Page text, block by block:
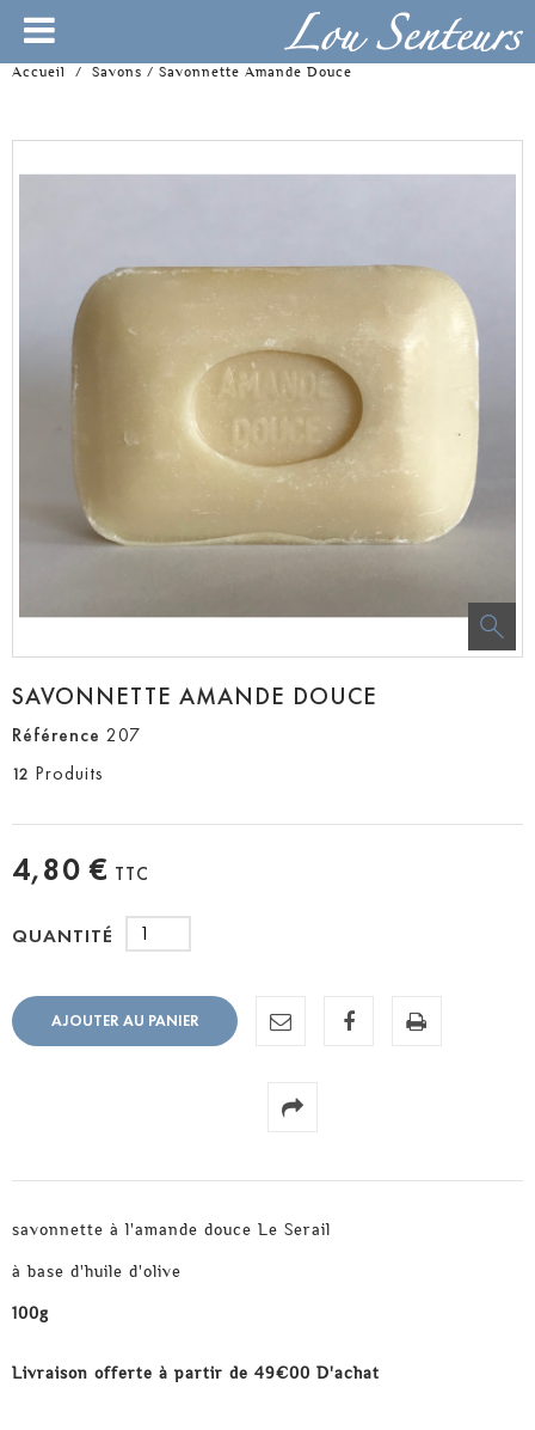
Accueil / Savons / Savonnette Amande Douce
SAVONNETTE AMANDE DOUCE
Référence 207
12 Produits
4,80 € TTC
QUANTITÉ
AJOUTER AU PANIER
savonnette à l'amande douce Le Serail
à base d'huile d'olive
100g
Livraison offerte à partir de 49€00 D'achat